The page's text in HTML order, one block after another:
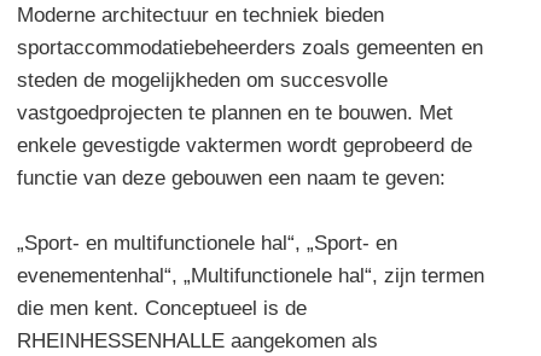
Moderne architectuur en techniek bieden
sportaccommodatiebeheerders zoals gemeenten en
steden de mogelijkheden om succesvolle
vastgoedprojecten te plannen en te bouwen. Met
enkele gevestigde vaktermen wordt geprobeerd de
functie van deze gebouwen een naam te geven:
„Sport- en multifunctionele hal“, „Sport- en
evenementenhal“, „Multifunctionele hal“, zijn termen
die men kent. Conceptueel is de
RHEINHESSENHALLE aangekomen als